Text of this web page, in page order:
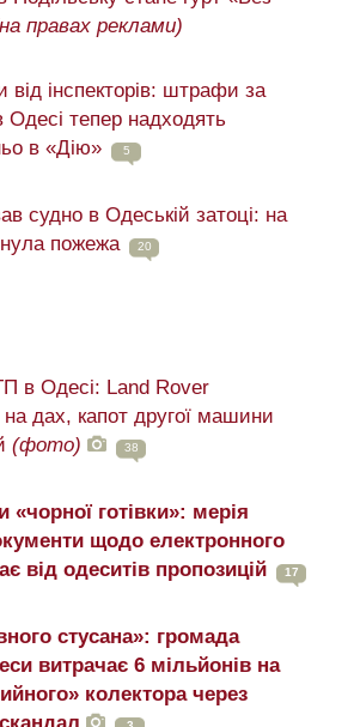
правах реклами)
від інспекторів: штрафи за
Одесі тепер надходять
в «Дію»
5
судно в Одеській затоці: на
пожежа
20
в Одесі: Land Rover
на дах, капот другої машини
(фото) 38
«чорної готівки»: мерія
щодо електронного
від одеситів пропозицій
17
стусана»: громада
витрачає 6 мільйонів на
колектора через